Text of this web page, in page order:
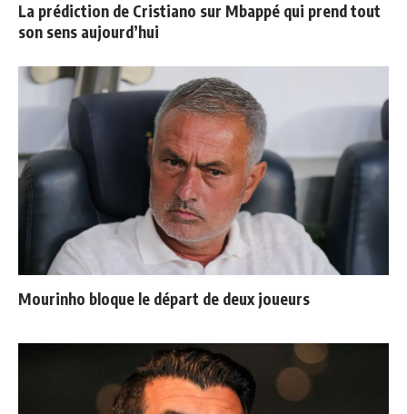
La prédiction de Cristiano sur Mbappé qui prend tout
son sens aujourd’hui
Mourinho bloque le départ de deux joueurs